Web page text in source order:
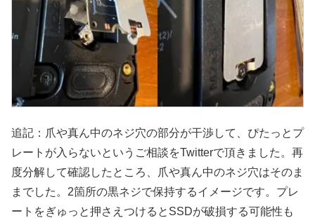
追記：爪や真ん中のネジ穴の部分が干渉して、ぴたっとプ
レートが入らないというご相談をTwitterで頂きました。再
度分解して確認したところ、爪や真ん中のネジ穴はそのま
までした。2箇所の黒ネジで保持するイメージです。プレ
ートをぎゅっと押さえつけるとSSDが破損する可能性も